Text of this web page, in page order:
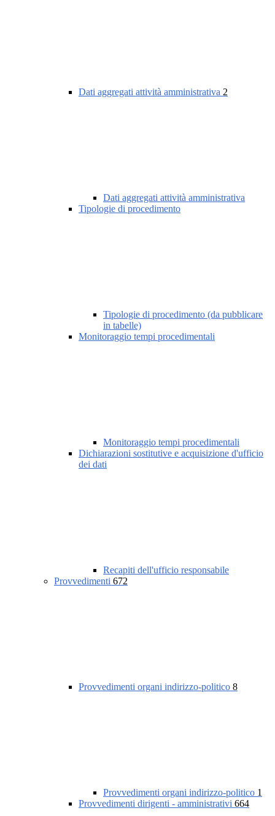
Dati aggregati attività amministrativa 2
Dati aggregati attività amministrativa
Tipologie di procedimento
Tipologie di procedimento (da pubblicare
in tabelle)
Monitoraggio tempi procedimentali
Monitoraggio tempi procedimentali
Dichiarazioni sostitutive e acquisizione d'ufficio
dei dati
Recapiti dell'ufficio responsabile
Provvedimenti 672
Provvedimenti organi indirizzo-politico 8
Provvedimenti organi indirizzo-politico 1
Provvedimenti dirigenti - amministrativi 664